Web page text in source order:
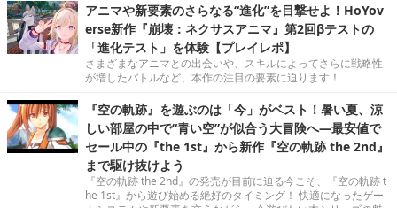
アニマや新要素のさらなる“進化”を目撃せよ！HoYov
erse新作『崩壊：ネクサスアニマ』第2回βテストの
「進化テスト」を体験【プレイレポ】
さまざまなアニマとの出会いや、スキルによってさらに戦略性
が増したバトルなど、本作の注目の要素に迫ります！
『空の軌跡』を遊ぶのは「今」がベスト！暑い夏、涼
しい部屋の中で“青い空”が似合う大冒険へ―最安値で
セール中の『the 1st』から新作『空の軌跡 the 2nd』
まで駆け抜けよう
『空の軌跡 the 2nd』の発売が目前に迫る今こそ、『空の軌跡 t
he 1st』から遊び始める絶好のタイミング！ 快適になったゲー